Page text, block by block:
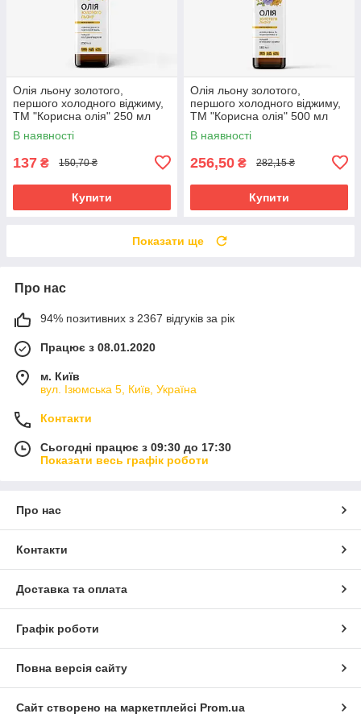
Олія льону золотого,
першого холодного віджиму,
ТМ "Корисна олія" 250 мл
В наявності
137 ₴ 150,70 ₴
Купити
Олія льону золотого,
першого холодного віджиму,
ТМ "Корисна олія" 500 мл
В наявності
256,50 ₴ 282,15 ₴
Купити
Показати ще
Про нас
94% позитивних з 2367 відгуків за рік
Працює з 08.01.2020
м. Київ
вул. Ізюмська 5, Київ, Україна
Контакти
Сьогодні працює з 09:30 до 17:30
Показати весь графік роботи
Про нас
Контакти
Доставка та оплата
Графік роботи
Повна версія сайту
Сайт створено на маркетплейсі Prom.ua